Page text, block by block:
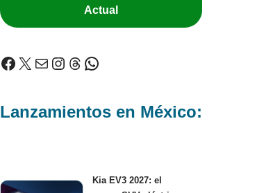
Actual
Lanzamientos en México:
Kia EV3 2027: el